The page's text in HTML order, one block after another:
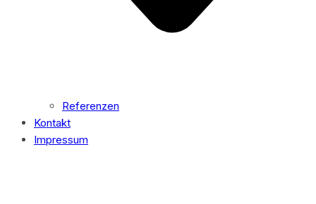
Referenzen
Kontakt
Impressum